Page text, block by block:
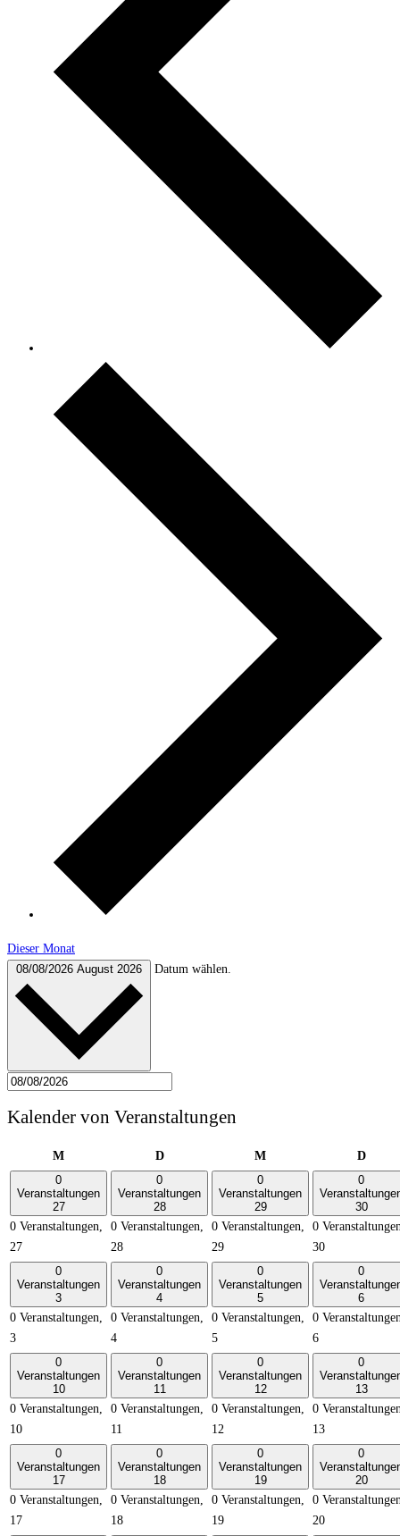
Dieser Monat
08/08/2026 August 2026 Datum wählen.
Kalender von Veranstaltungen
MMontag DDienstag MMittwoch D
0
Veranstaltungen
27
0 Veranstaltungen,
27
0
Veranstaltungen
28
0 Veranstaltungen,
28
0
Veranstaltungen
29
0 Veranstaltungen,
29
0
30
0
30
0
Veranstaltungen
3
0 Veranstaltungen,
3
0
Veranstaltungen
4
0 Veranstaltungen,
4
0
Veranstaltungen
5
0 Veranstaltungen,
5
0
6
0
6
0
Veranstaltungen
10
0 Veranstaltungen,
10
0
Veranstaltungen
11
0 Veranstaltungen,
11
0
Veranstaltungen
12
0 Veranstaltungen,
12
0
13
0
13
0
Veranstaltungen
17
0 Veranstaltungen,
17
0
Veranstaltungen
18
0 Veranstaltungen,
18
0
Veranstaltungen
19
0 Veranstaltungen,
19
0
20
0
20